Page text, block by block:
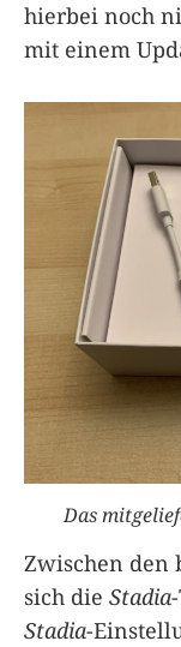
hierbei noch
mit einem
Das
Zwischen den
sich die Stadia
Stadia-